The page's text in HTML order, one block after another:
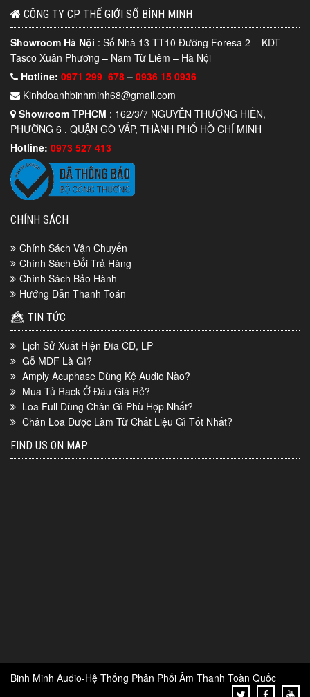
CÔNG TY CP THẾ GIỚI SỐ BÌNH MINH
Showroom Hà Nội : Số Nhà 13 TT10 Đường Foresa 2 – KDT
Tasco Xuân Phương – Nam Từ Liêm – Hà Nội
Hotline: 0971 299 678– 0936 15 0936
Kinhdoanhbinhminh68@gmail.com
Showroom TPHCM : 162/3/7 NGUYỄN THƯỢNG HIỀN,
PHƯỜNG 6 , QUẬN GÒ VẤP, THÀNH PHỐ HỒ CHÍ MINH
Hotline: 0973 527 413
CHÍNH SÁCH
Chính Sách Vận Chuyển
Chính Sách Đổi Trả Hàng
Chính Sách Bảo Hành
Hướng Dẫn Thanh Toán
TIN TỨC
Lịch Sử Xuất Hiện Đĩa CD, LP
Gỗ MDF Là Gì?
Amply Acuphase Dùng Kệ Audio Nào?
Mua Tủ Rack Ở Đâu Giá Rẻ?
Loa Full Dùng Chân Gì Phù Hợp Nhất?
Chân Loa Được Làm Từ Chất Liệu Gì Tốt Nhất?
FIND US ON MAP
Binh Minh Audio-Hệ Thống Phân Phối Âm Thanh Toàn Quốc